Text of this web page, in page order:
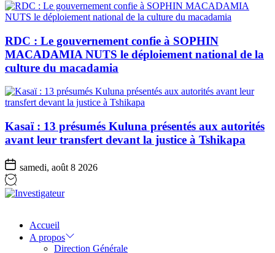
RDC : Le gouvernement confie à SOPHIN
MACADAMIA NUTS le déploiement national de la
culture du macadamia
Kasaï : 13 présumés Kuluna présentés aux autorités
avant leur transfert devant la justice à Tshikapa
samedi, août 8 2026
Accueil
A propos
Direction Générale